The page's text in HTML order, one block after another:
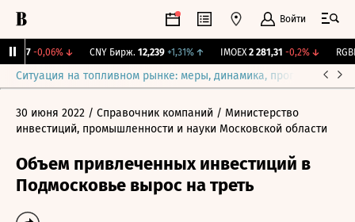
Войти
-0,06%↓ CNY Бирж. 12,239 +1,31% ↑ IMOEX 2 281,31 -0,2%↓
Ситуация на топливном рынке: меры, динамика, прогнозы
30 июня 2022 / Справочник компаний / Министерство
инвестиций, промышленности и науки Московской области
Объем привлеченных инвестиций в
Подмосковье вырос на треть